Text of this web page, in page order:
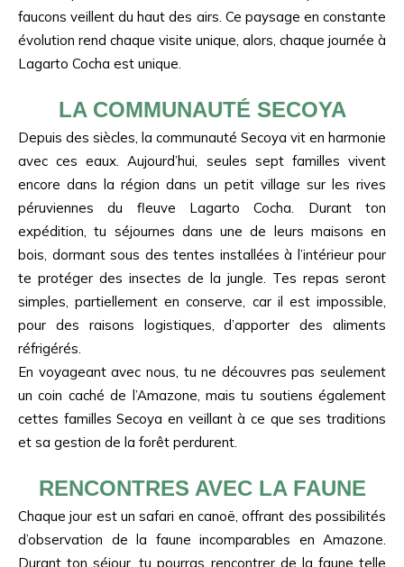
faucons veillent du haut des airs. Ce paysage en constante
évolution rend chaque visite unique, alors, chaque journée à
Lagarto Cocha est unique.
LA COMMUNAUTÉ SECOYA
Depuis des siècles, la communauté Secoya vit en harmonie
avec ces eaux. Aujourd’hui, seules sept familles vivent
encore dans la région dans un petit village sur les rives
péruviennes du fleuve Lagarto Cocha. Durant ton
expédition, tu séjournes dans une de leurs maisons en
bois, dormant sous des tentes installées à l’intérieur pour
te protéger des insectes de la jungle. Tes repas seront
simples, partiellement en conserve, car il est impossible,
pour des raisons logistiques, d’apporter des aliments
réfrigérés.
En voyageant avec nous, tu ne découvres pas seulement
un coin caché de l’Amazone, mais tu soutiens également
cettes familles Secoya en veillant à ce que ses traditions
et sa gestion de la forêt perdurent.
RENCONTRES AVEC LA FAUNE
Chaque jour est un safari en canoë, offrant des possibilités
d’observation de la faune incomparables en Amazone.
Durant ton séjour, tu pourras rencontrer de la faune telle